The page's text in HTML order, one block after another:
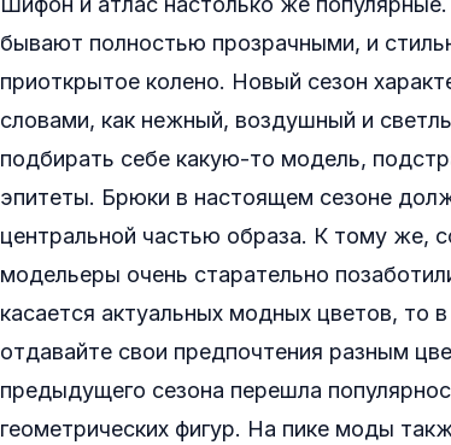
бывают полностью прозрачными, и
приоткрытое колено. Новый сезон
словами, как нежный, воздушный и
подбирать себе какую-то модель,
эпитеты. Брюки в настоящем сезоне
центральной частью образа. К тому же,
модельеры очень старательно
касается актуальных модных цветов, то
отдавайте свои предпочтения разным
предыдущего сезона перешла
геометрических фигур. На пике моды